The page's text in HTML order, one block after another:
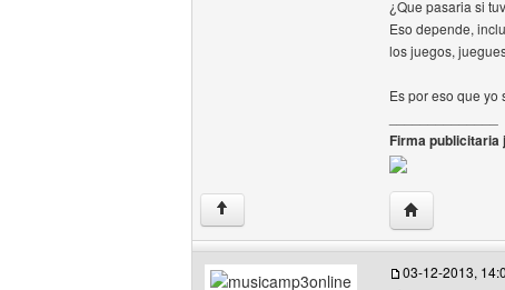
¿Que pasaria si
Eso depende,
los juegos,
Es por eso que yo
Firma publicitaria
↑ Visitar sitio
03-12-2013,